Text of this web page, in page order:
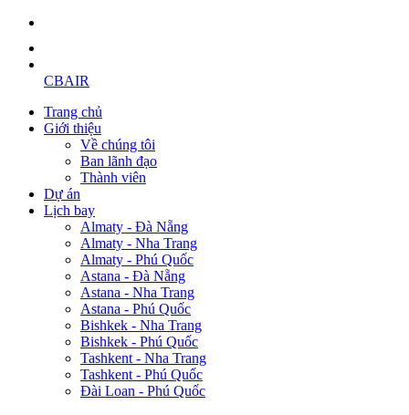
CBAIR
Trang chủ
Giới thiệu
Về chúng tôi
Ban lãnh đạo
Thành viên
Dự án
Lịch bay
Almaty - Đà Nẵng
Almaty - Nha Trang
Almaty - Phú Quốc
Astana - Đà Nẵng
Astana - Nha Trang
Astana - Phú Quốc
Bishkek - Nha Trang
Bishkek - Phú Quốc
Tashkent - Nha Trang
Tashkent - Phú Quốc
Đài Loan - Phú Quốc